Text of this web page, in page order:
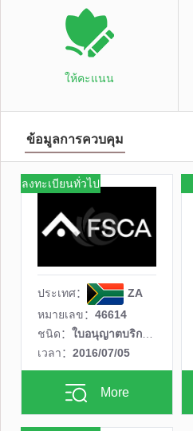
ให้คะแนน
ข้อมูลการควบคุม
ประเทศ：
ZA
หมายเลข： 46614
ชนิด： ใบอนุญาตบริการการเงิน
เวลา： 2016/07/05
More
ลงทะเบียนทั่วไป